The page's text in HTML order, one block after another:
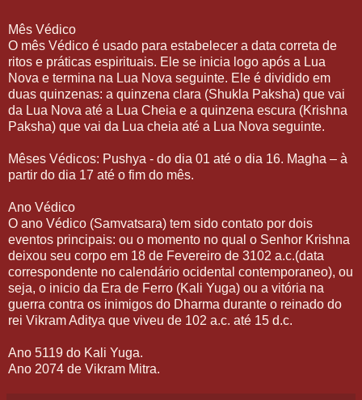
Mês Védico
O mês Védico é usado para estabelecer a data correta de
ritos e práticas espirituais. Ele se inicia logo após a Lua
Nova e termina na Lua Nova seguinte. Ele é dividido em
duas quinzenas: a quinzena clara (Shukla Paksha) que vai
da Lua Nova até a Lua Cheia e a quinzena escura (Krishna
Paksha) que vai da Lua cheia até a Lua Nova seguinte.
Mêses Védicos: Pushya - do dia 01 até o dia 16. Magha – à
partir do dia 17 até o fim do mês.
Ano Védico
O ano Védico (Samvatsara) tem sido contato por dois
eventos principais: ou o momento no qual o Senhor Krishna
deixou seu corpo em 18 de Fevereiro de 3102 a.c.(data
correspondente no calendário ocidental contemporaneo), ou
seja, o inicio da Era de Ferro (Kali Yuga) ou a vitória na
guerra contra os inimigos do Dharma durante o reinado do
rei Vikram Aditya que viveu de 102 a.c. até 15 d.c.
Ano 5119 do Kali Yuga.
Ano 2074 de Vikram Mitra.